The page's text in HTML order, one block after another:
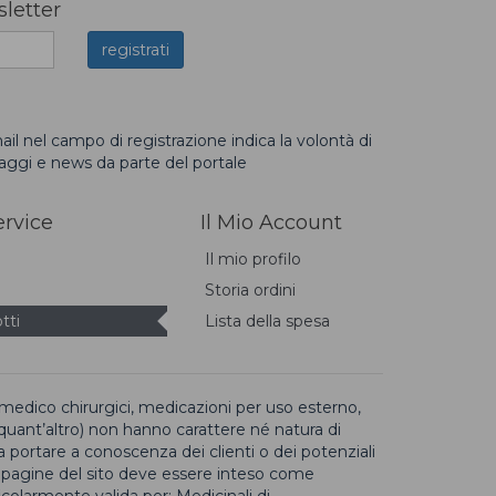
nel campo di registrazione indica la volontà di
e news da parte del portale
Il Mio Account
Il mio profilo
Storia ordini
Lista della spesa
chirurgici, medicazioni per uso esterno,
non hanno carattere né natura di
a conoscenza dei clienti o dei potenziali
del sito deve essere inteso come